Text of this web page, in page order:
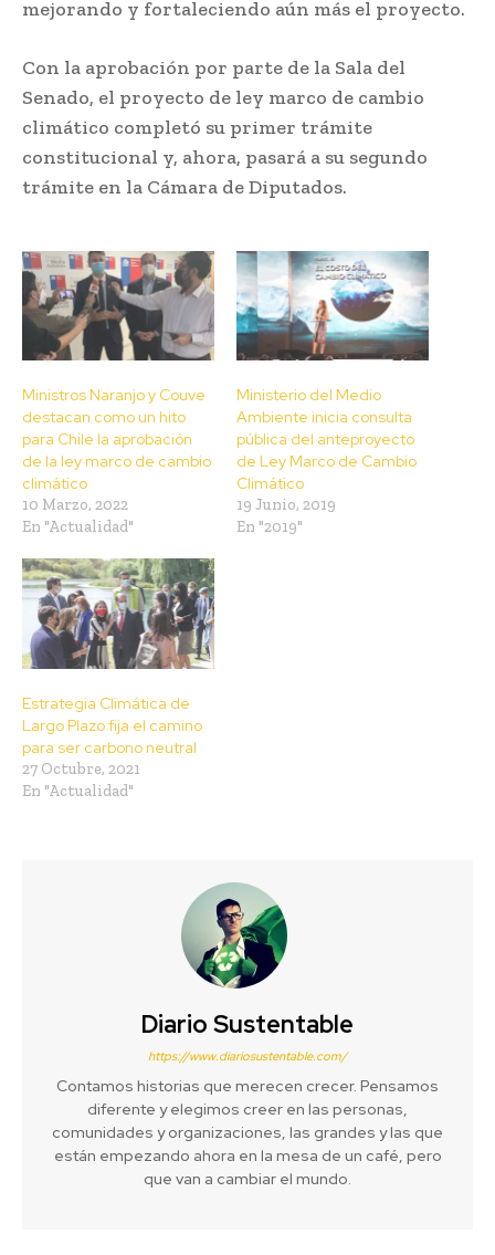
mejorando y fortaleciendo aún más el proyecto.
Con la aprobación por parte de la Sala del
Senado, el proyecto de ley marco de cambio
climático completó su primer trámite
constitucional y, ahora, pasará a su segundo
trámite en la Cámara de Diputados.
Ministros Naranjo y Couve
destacan como un hito
para Chile la aprobación
de la ley marco de cambio
climático
10 Marzo, 2022
En "Actualidad"
Ministerio del Medio
Ambiente inicia consulta
pública del anteproyecto
de Ley Marco de Cambio
Climático
19 Junio, 2019
En "2019"
Estrategia Climática de
Largo Plazo fija el camino
para ser carbono neutral
27 Octubre, 2021
En "Actualidad"
Diario Sustentable
https://www.diariosustentable.com/
Contamos historias que merecen crecer. Pensamos
diferente y elegimos creer en las personas,
comunidades y organizaciones, las grandes y las que
están empezando ahora en la mesa de un café, pero
que van a cambiar el mundo.